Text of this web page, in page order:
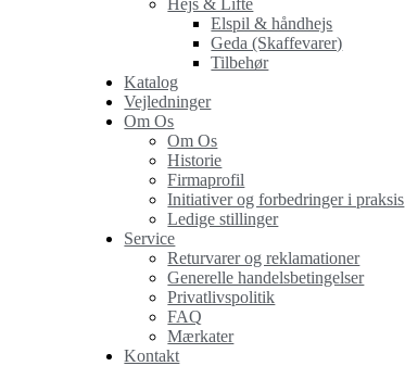
Hejs & Lifte
Elspil & håndhejs
Geda (Skaffevarer)
Tilbehør
Katalog
Vejledninger
Om Os
Om Os
Historie
Firmaprofil
Initiativer og forbedringer i praksis
Ledige stillinger
Service
Returvarer og reklamationer
Generelle handelsbetingelser
Privatlivspolitik
FAQ
Mærkater
Kontakt